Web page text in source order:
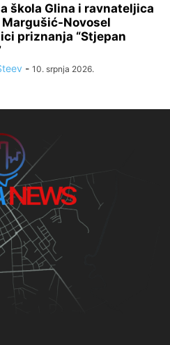
škola Glina i ravnateljica
Margušić-Novosel
priznanja “Stjepan
- 10. srpnja 2026.